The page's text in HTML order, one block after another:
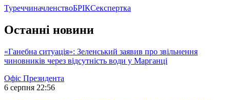
ТуреччиначленствоБРІКСекспертка
Останні новини
«Ганебна ситуація»: Зеленський заявив про звільнення
чиновників через відсутність води у Марганці
Офіс Президента
6 серпня 22:56